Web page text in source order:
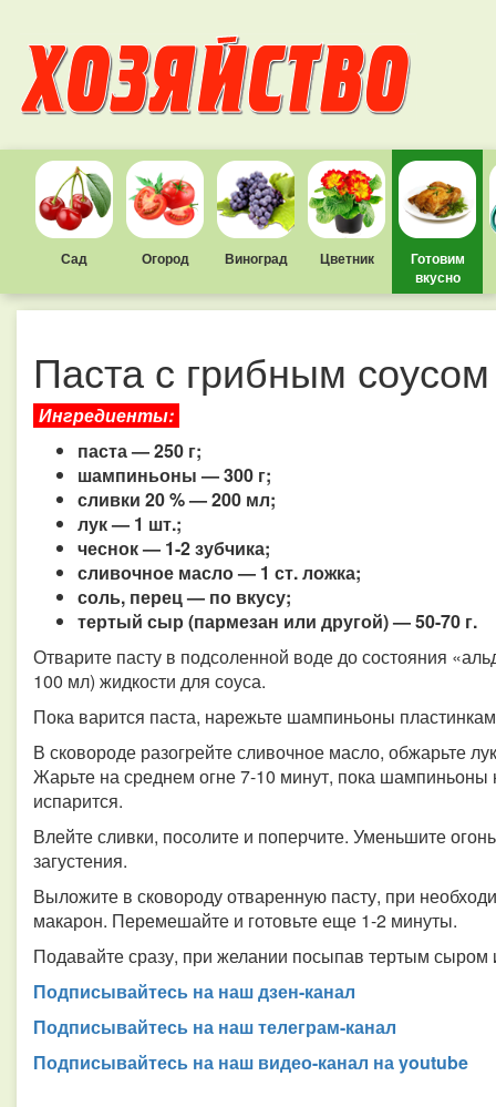
Сад Огород Виноград Цветник
Готовим
вкусно
Паста с грибным соусом
Ингредиенты:
паста — 250 г;
шампиньоны — 300 г;
сливки 20 % — 200 мл;
лук — 1 шт.;
чеснок — 1-2 зубчика;
сливочное масло — 1 ст. ложка;
соль, перец — по вкусу;
тертый сыр (пармезан или другой) — 50-70 г.
Отварите пасту в подсоленной воде до состояния
100 мл) жидкости для соуса.
Пока варится паста, нарежьте шампиньоны
В сковороде разогрейте сливочное масло, обжарьте
Жарьте на среднем огне 7-10 минут, пока
испарится.
Влейте сливки, посолите и поперчите. Уменьшите
загустения.
Выложите в сковороду отваренную пасту, при
макарон. Перемешайте и готовьте еще 1-2 минуты.
Подавайте сразу, при желании посыпав тертым сыром
Подписывайтесь на наш дзен-канал
Подписывайтесь на наш телеграм-канал
Подписывайтесь на наш видео-канал на youtube